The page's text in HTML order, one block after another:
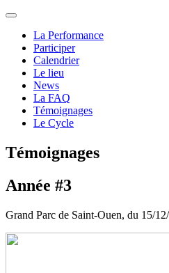
La Performance
Participer
Calendrier
Le lieu
News
La FAQ
Témoignages
Le Cycle
Témoignages
Année #3
Grand Parc de Saint-Ouen, du 15/